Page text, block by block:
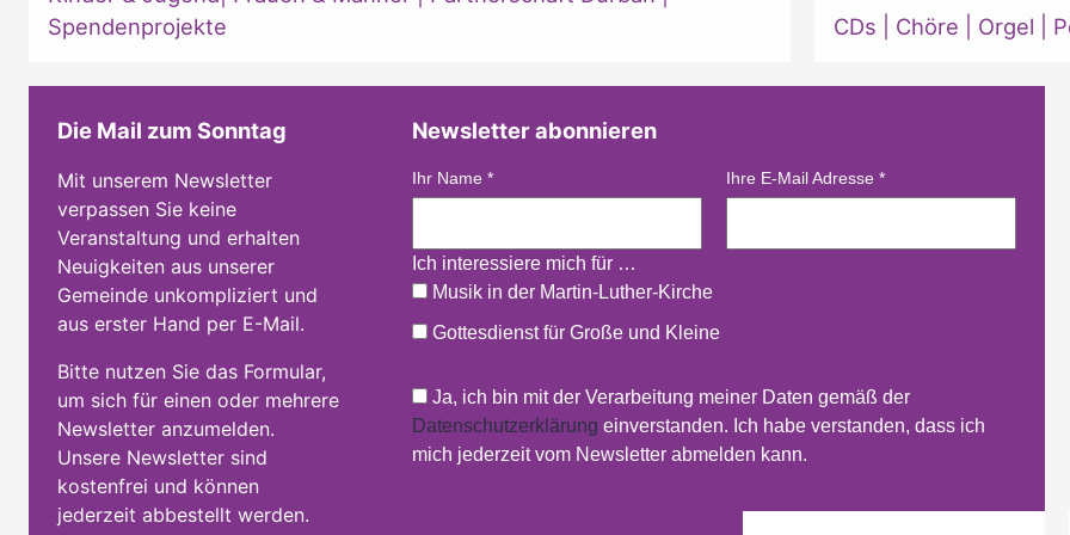
Spendenprojekte
CDs Chöre Orgel
Die Mail zum Sonntag
Mit unserem Newsletter
verpassen Sie keine
Veranstaltung und erhalten
Neuigkeiten aus unserer
Gemeinde unkompliziert und
aus erster Hand per E-Mail.
Bitte nutzen Sie das Formular,
um sich für einen oder mehrere
Newsletter anzumelden.
Unsere Newsletter sind
kostenfrei und können
jederzeit abbestellt werden.
Newsletter abonnieren
Ihr Name * Ihre E-Mail Adresse *
Ich interessiere mich für …
Musik in der Martin-Luther-Kirche
Gottesdienst für Große und Kleine
Ja, ich bin mit der Verarbeitung meiner Daten gemäß der
Datenschutzerklärung einverstanden. Ich habe verstanden, dass ich
mich jederzeit vom Newsletter abmelden kann.